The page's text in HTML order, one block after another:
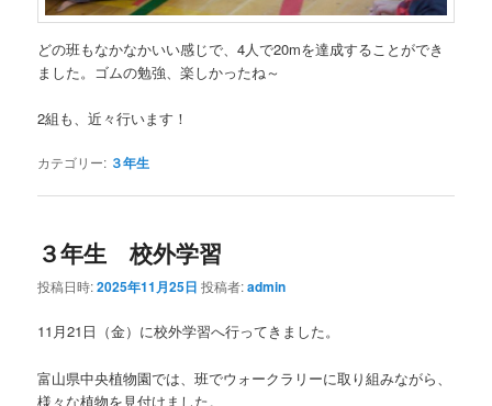
どの班もなかなかいい感じで、4人で20mを達成することができ
ました。ゴムの勉強、楽しかったね～
2組も、近々行います！
カテゴリー: ３年生
３年生 校外学習
投稿日時:2025年11月25日 投稿者:admin
11月21日（金）に校外学習へ行ってきました。
富山県中央植物園では、班でウォークラリーに取り組みながら、
様々な植物を見付けました。